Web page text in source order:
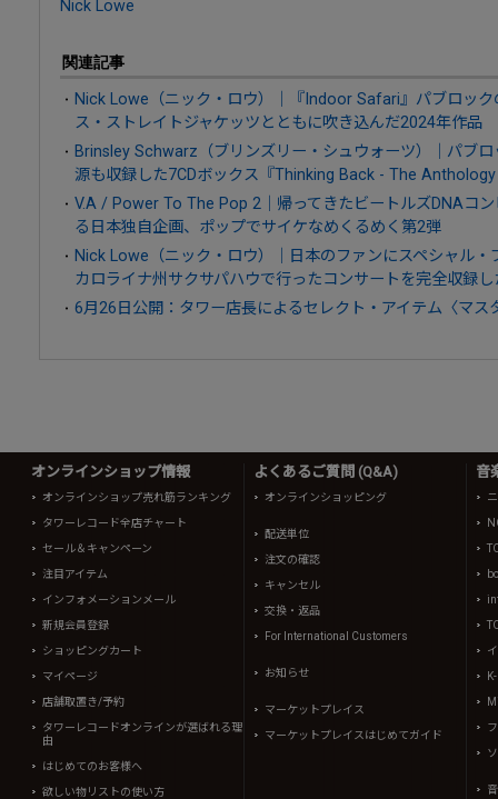
Nick Lowe
関連記事
Nick Lowe（ニック・ロウ）｜『Indoor Safari』パブロッ
ス・ストレイトジャケッツとともに吹き込んだ2024年作品
Brinsley Schwarz（ブリンズリー・シュウォーツ）｜パブ
源も収録した7CDボックス『Thinking Back - The
V.A / Power To The Pop 2｜帰ってきたビートルズDNAコ
る日本独自企画、ポップでサイケなめくるめく第2弾
Nick Lowe（ニック・ロウ）｜日本のファンにスペシャル
カロライナ州サクサパハウで行ったコンサートを完全収録
6月26日公開：タワー店長によるセレクト・アイテム〈マス
オンラインショップ情報
オンラインショップ売れ筋ランキング
タワーレコード全店チャート
セール＆キャンペーン
注目アイテム
インフォメーションメール
新規会員登録
ショッピングカート
マイページ
店舗取置き/予約
タワーレコードオンラインが選ばれる理
由
はじめてのお客様へ
欲しい物リストの使い方
よくあるご質問 (Q&A)
オンラインショッピング
配送単位
注文の確認
キャンセル
交換・返品
For International Customers
お知らせ
マーケットプレイス
マーケットプレイスはじめてガイド
音